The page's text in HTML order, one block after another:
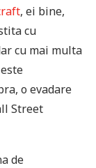
, ei bine,
cu
cu mai multa
este
o evadare
Street
de